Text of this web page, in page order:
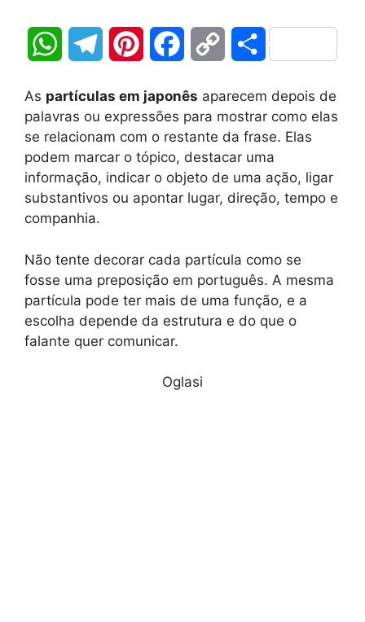
W
a
t
s
A
p
l
e
g
m
n
t
e
s
t
c
e
b
k
p
y
L
k
S
a
r
e
As partículas em japonês aparecem depois de
palavras ou expressões para mostrar como elas
se relacionam com o restante da frase. Elas
podem marcar o tópico, destacar uma
informação, indicar o objeto de uma ação, ligar
substantivos ou apontar lugar, direção, tempo e
companhia.
Não tente decorar cada partícula como se
fosse uma preposição em português. A mesma
partícula pode ter mais de uma função, e a
escolha depende da estrutura e do que o
falante quer comunicar.
Oglasi